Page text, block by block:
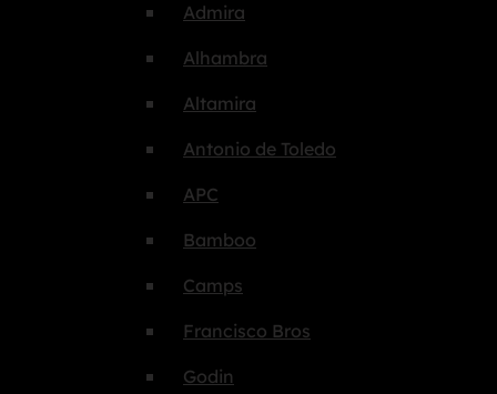
Admira
Alhambra
Altamira
Antonio de Toledo
APC
Bamboo
Camps
Francisco Bros
Godin